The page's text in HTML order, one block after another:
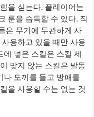
을 싣는다. 플레이어는
룬을 습득할 수 있다. 직
은 무기에 무관하게 사
용하고 있을 때만 사용
넣은 스킬은 스킬 세
맞지 않는 스킬은 발동
나 도끼를 들고 방패를
을 사용할 수는 없는 것